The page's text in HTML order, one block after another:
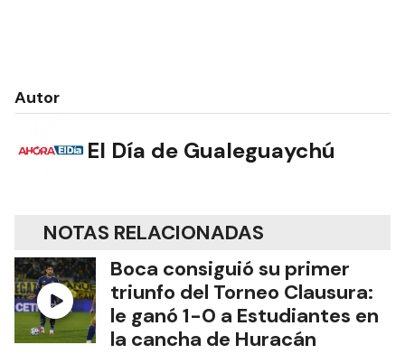
Autor
El Día de Gualeguaychú
NOTAS RELACIONADAS
Boca consiguió su primer
triunfo del Torneo Clausura:
le ganó 1-0 a Estudiantes en
la cancha de Huracán